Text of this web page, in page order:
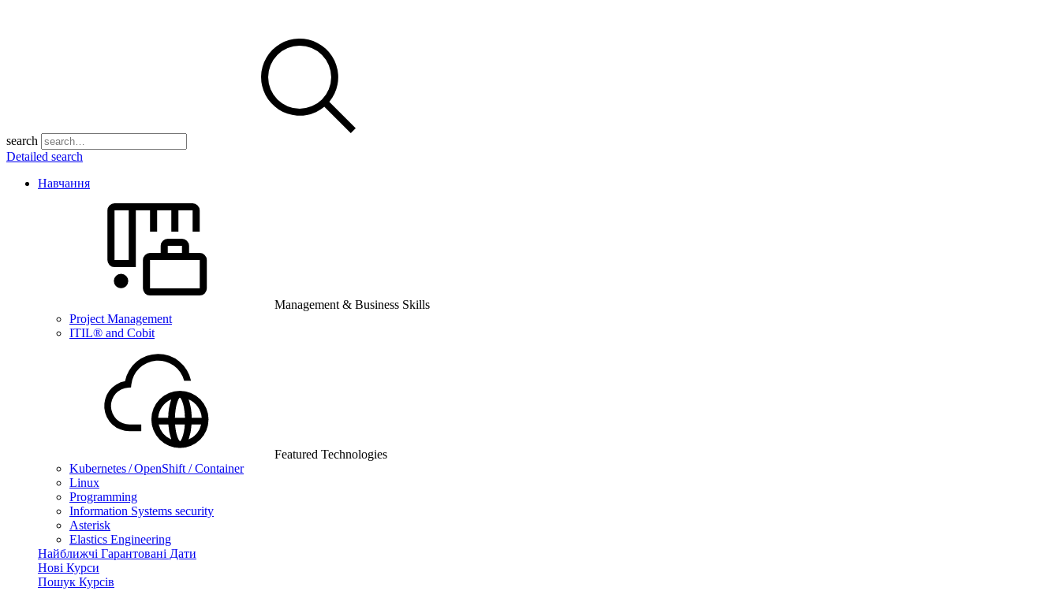
search
Detailed search
Навчання
Management & Business Skills
Project Management
ITIL® and Cobit
Featured Technologies
Kubernetes / OpenShift / Container
Linux
Programming
Information Systems security
Asterisk
Elastics Engineering
Найближчі Гарантовані Дати
Нові Курси
Пошук Курсів